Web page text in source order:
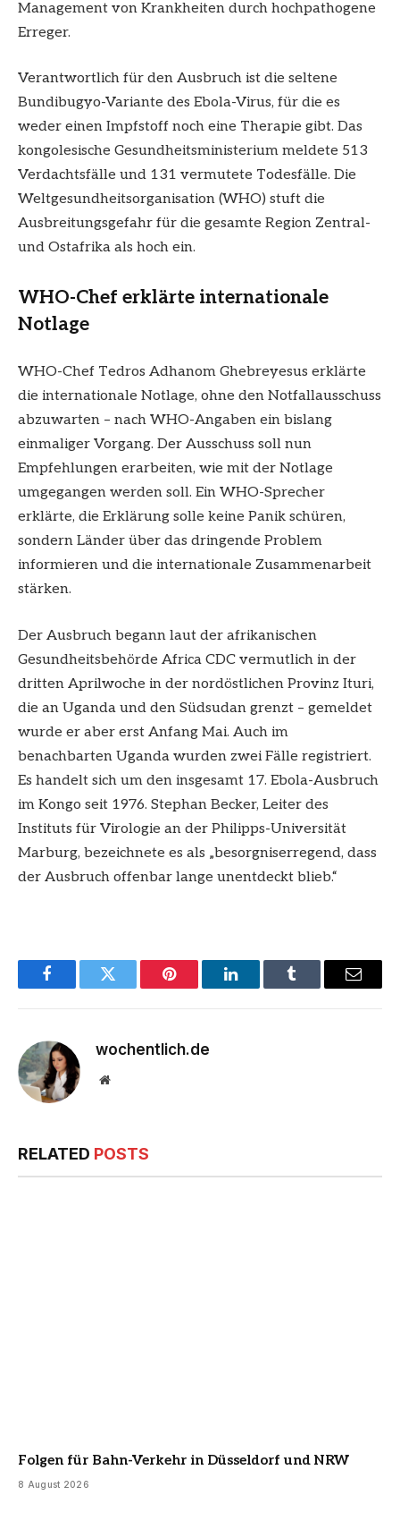
Management von Krankheiten durch hochpathogene
Erreger.
Verantwortlich für den Ausbruch ist die seltene
Bundibugyo-Variante des Ebola-Virus, für die es
weder einen Impfstoff noch eine Therapie gibt. Das
kongolesische Gesundheitsministerium meldete 513
Verdachtsfälle und 131 vermutete Todesfälle. Die
Weltgesundheitsorganisation (WHO) stuft die
Ausbreitungsgefahr für die gesamte Region Zentral-
und Ostafrika als hoch ein.
WHO-Chef erklärte internationale
Notlage
WHO-Chef Tedros Adhanom Ghebreyesus erklärte
die internationale Notlage, ohne den Notfallausschuss
abzuwarten – nach WHO-Angaben ein bislang
einmaliger Vorgang. Der Ausschuss soll nun
Empfehlungen erarbeiten, wie mit der Notlage
umgegangen werden soll. Ein WHO-Sprecher
erklärte, die Erklärung solle keine Panik schüren,
sondern Länder über das dringende Problem
informieren und die internationale Zusammenarbeit
stärken.
Der Ausbruch begann laut der afrikanischen
Gesundheitsbehörde Africa CDC vermutlich in der
dritten Aprilwoche in der nordöstlichen Provinz Ituri,
die an Uganda und den Südsudan grenzt – gemeldet
wurde er aber erst Anfang Mai. Auch im
benachbarten Uganda wurden zwei Fälle registriert.
Es handelt sich um den insgesamt 17. Ebola-Ausbruch
im Kongo seit 1976. Stephan Becker, Leiter des
Instituts für Virologie an der Philipps-Universität
Marburg, bezeichnete es als „besorgniserregend, dass
der Ausbruch offenbar lange unentdeckt blieb.“
FacebookTwitter Pinterest LinkedInTumblr Email
wochentlich.de
Website
RELATED POSTS
Folgen für Bahn-Verkehr in Düsseldorf und NRW
8 August 2026